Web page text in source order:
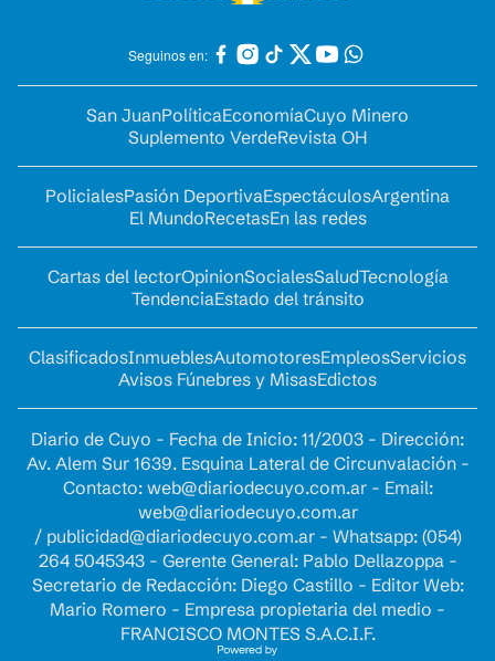
Seguinos en:
San JuanPolíticaEconomíaCuyo Minero
Suplemento VerdeRevista OH
PolicialesPasión DeportivaEspectáculosArgentina
El MundoRecetasEn las redes
Cartas del lectorOpinionSocialesSaludTecnología
TendenciaEstado del tránsito
ClasificadosInmueblesAutomotoresEmpleosServicios
Avisos Fúnebres y MisasEdictos
Diario de Cuyo - Fecha de Inicio: 11/2003 - Dirección:
Av. Alem Sur 1639. Esquina Lateral de Circunvalación -
Contacto: web@diariodecuyo.com.ar- Email:
web@diariodecuyo.com.ar
/ publicidad@diariodecuyo.com.ar- Whatsapp: (054)
264 5045343 - Gerente General: Pablo Dellazoppa -
Secretario de Redacción: Diego Castillo - Editor Web:
Mario Romero - Empresa propietaria del medio -
FRANCISCO MONTES S.A.C.I.F.